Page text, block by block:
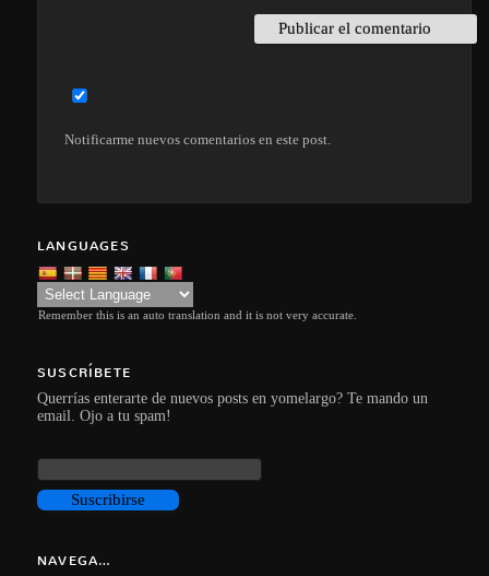
Notificarme nuevos comentarios en este post.
LANGUAGES
Remember this is an auto translation and it is not very accurate.
SUSCRÍBETE
Querrías enterarte de nuevos posts en yomelargo? Te mando un
email. Ojo a tu spam!
NAVEGA…